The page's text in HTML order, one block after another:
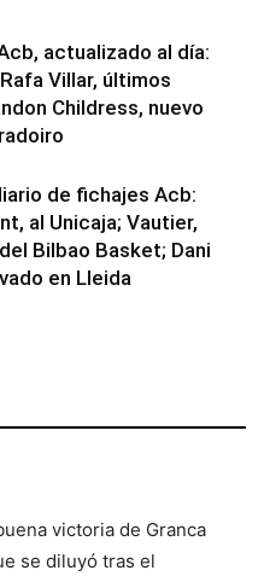
actualizado al día:
Villar, últimos
Childress, nuevo
de fichajes Acb:
al Unicaja; Vautier,
Bilbao Basket; Dani
en Lleida
victoria de Granca
se diluyó tras el